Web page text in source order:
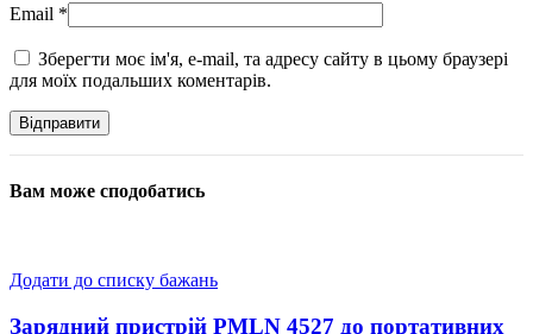
Email *
Зберегти моє ім'я, e-mail, та адресу сайту в цьому браузері
для моїх подальших коментарів.
Вам може сподобатись
Додати до списку бажань
Зарядний пристрій PMLN 4527 до портативних